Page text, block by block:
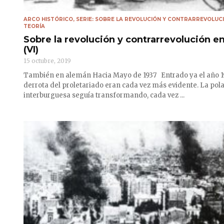
ARCO HISTÓRICO, SERIE: SOBRE LA REVOLUCIÓN Y
TEORÍA
Sobre la revolución y contrarrevolución
(VI)
15 octubre, 2019
También en alemán Hacia Mayo de 1937 Entrado ya el año
derrota del proletariado eran cada vez más evidente. La
interburguesa seguía transformando, cada vez ...